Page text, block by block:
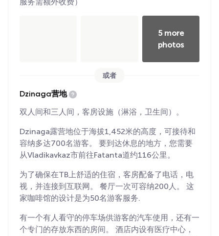
5 more
photos
或者
Dzinaga营地
双人间和三人间，客房设施（淋浴，卫生间）。
Dzinaga露营地位于海拔1,452米的高度，可接待和
容纳多达700名游客。 要到达休息的地方，您需要
从Vladikavkaz市前往Fatanta道约116公里。
为了确保在TB上舒适的住宿，客房配备了电话，电
视，并连接到互联网。 餐厅一次可容纳200人。 这
家咖啡馆的设计是为50名游客服务.
有一个有人看守的停车场供游客的汽车使用，还有一
个专门的存放东西的房间。 酒店内设有医疗中心，